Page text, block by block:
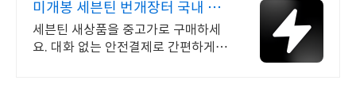
미개봉 세븐틴 번개장터 국내 최
대 브랜드 중고거래
세븐틴 새상품을 중고가로 구매하세
요. 대화 없는 안전결제로 간편하게!